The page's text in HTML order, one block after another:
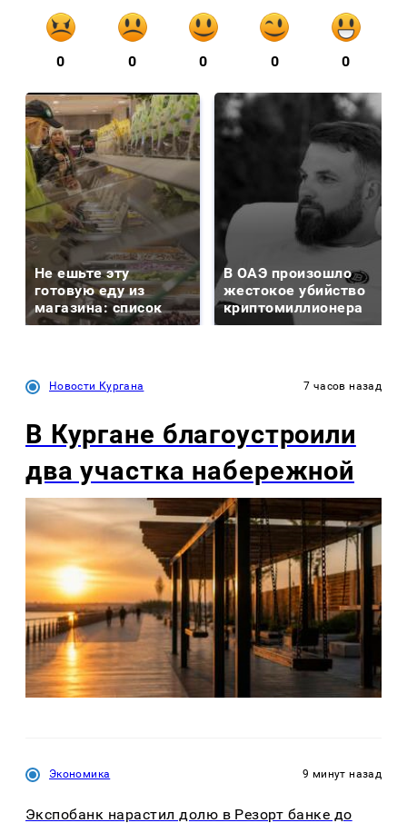
0 0 0 0 0
Не ешьте эту
готовую еду из
магазина: список
В ОАЭ произошло
жестокое убийство
криптомиллионера
Новости Кургана 7 часов назад
В Кургане благоустроили
два участка набережной
Экономика 9 минут назад
Экспобанк нарастил долю в Резорт банке до